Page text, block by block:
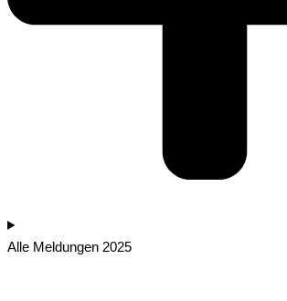
Alle Meldungen 2025